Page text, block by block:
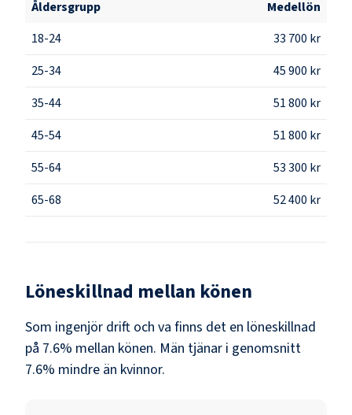
Åldersgrupp
Medellön
18-24
33 700 kr
25-34
45 900 kr
35-44
51 800 kr
45-54
51 800 kr
55-64
53 300 kr
65-68
52 400 kr
Löneskillnad mellan könen
Som ingenjör drift och va finns det en löneskillnad
på 7.6% mellan könen. Män tjänar i genomsnitt
7.6% mindre än kvinnor.